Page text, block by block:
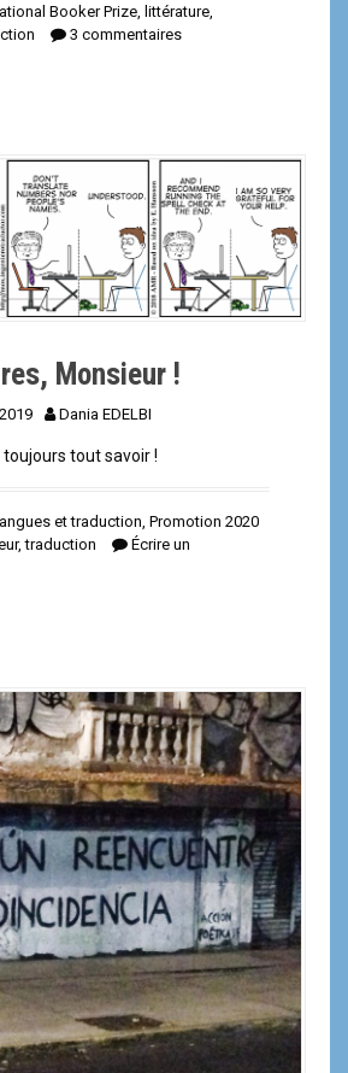
Booker Prize, littérature,
3 commentaires
Monsieur !
Dania EDELBI
toujours tout savoir !
et traduction, Promotion 2020
,traduction
Écrire un